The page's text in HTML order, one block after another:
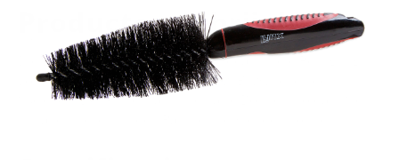
Product­omschrijving
Die Lynx Rad- und Teilebürste ist ideal für die Reinigung
von schwer zugänglichen Stellen, z. B. zwischen den
Speichen. Der Pinsel hat mittelharte Borsten, so dass Sie